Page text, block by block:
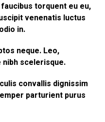
torquent eu eu,
venenatis luctus
in.
neque. Leo,
scelerisque.
convallis dignissim
parturient purus